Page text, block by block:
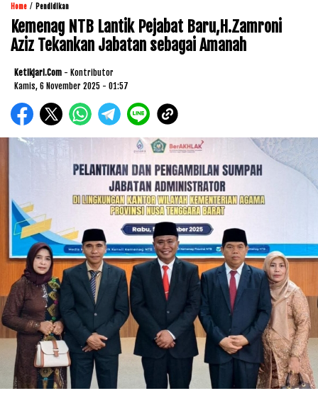
Home / Pendidikan
Kemenag NTB Lantik Pejabat Baru,H.Zamroni
Aziz Tekankan Jabatan sebagai Amanah
Ketikjari.com - Kontributor
Kamis, 6 November 2025 - 01:57